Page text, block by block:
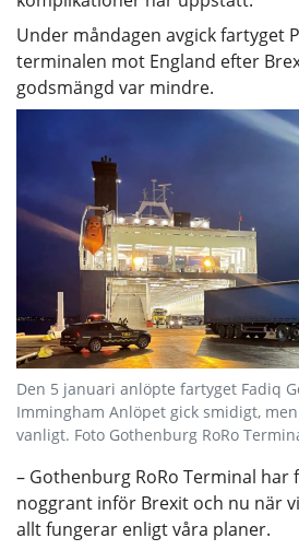
Under måndagen avgick fartyget
terminalen mot England efter
godsmängd var mindre.
Den 5 januari anlöpte fartyget Fadiq
Immingham Anlöpet gick smidigt,
vanligt. Foto Gothenburg RoRo
– Gothenburg RoRo Terminal har
noggrant inför Brexit och nu när
allt fungerar enligt våra planer.